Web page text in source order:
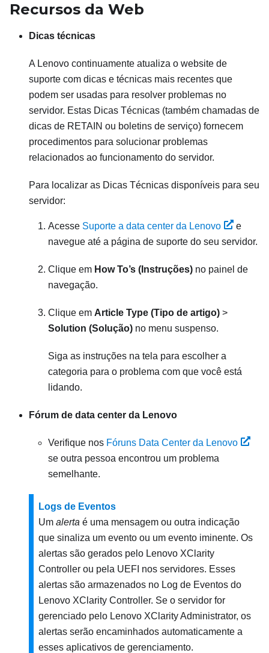
Recursos da Web
Dicas técnicas
A Lenovo continuamente atualiza o website de
suporte com dicas e técnicas mais recentes que
podem ser usadas para resolver problemas no
servidor. Estas Dicas Técnicas (também chamadas de
dicas de RETAIN ou boletins de serviço) fornecem
procedimentos para solucionar problemas
relacionados ao funcionamento do servidor.
Para localizar as Dicas Técnicas disponíveis para seu
servidor:
Acesse Suporte a data center da Lenovo
e
navegue até a página de suporte do seu servidor.
Clique em How To’s (Instruções) no painel de
navegação.
Clique em Article Type (Tipo de artigo) >
Solution (Solução) no menu suspenso.
Siga as instruções na tela para escolher a
categoria para o problema com que você está
lidando.
Fórum de data center da Lenovo
Verifique nos Fóruns Data Center da Lenovo
se outra pessoa encontrou um problema
semelhante.
Logs de Eventos
Um alerta é uma mensagem ou outra indicação
que sinaliza um evento ou um evento iminente. Os
alertas são gerados pelo Lenovo XClarity
Controller ou pela UEFI nos servidores. Esses
alertas são armazenados no Log de Eventos do
Lenovo XClarity Controller. Se o servidor for
gerenciado pelo Lenovo XClarity Administrator, os
alertas serão encaminhados automaticamente a
esses aplicativos de gerenciamento.